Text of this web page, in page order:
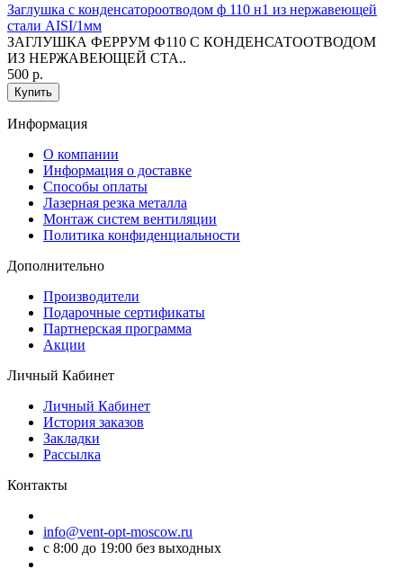
Заглушка с конденсатороотводом ф 110 н1 из нержавеющей
стали AISI/1мм
ЗАГЛУШКА ФЕРРУМ Ф110 С КОНДЕНСАТООТВОДОМ
ИЗ НЕРЖАВЕЮЩЕЙ СТА..
500 р.
Купить
Информация
O компании
Информация о доставке
Способы оплаты
Лазерная резка металла
Монтаж систем вентиляции
Политика конфиденциальности
Дополнительно
Производители
Подарочные сертификаты
Партнерская программа
Акции
Личный Кабинет
Личный Кабинет
История заказов
Закладки
Рассылка
Контакты
info@vent-opt-moscow.ru
c 8:00 до 19:00 без выходных